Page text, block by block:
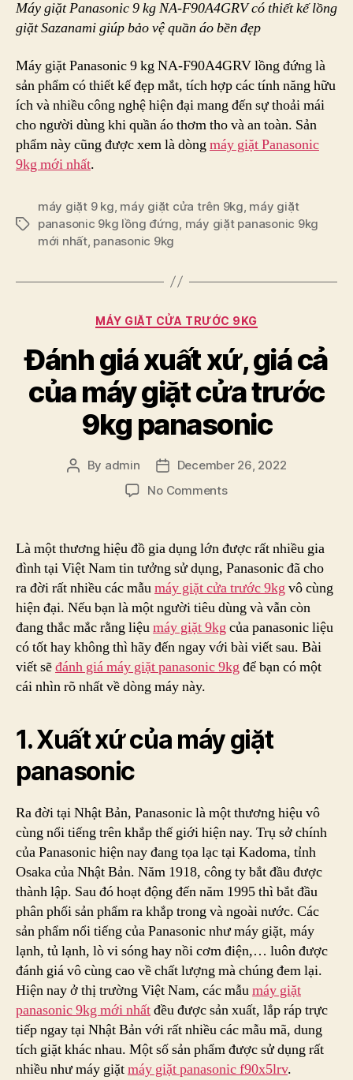
Máy giặt Panasonic 9 kg NA-F90A4GRV có thiết kế lồng
giặt Sazanami giúp bảo vệ quần áo bền đẹp
Máy giặt Panasonic 9 kg NA-F90A4GRV lồng đứng là
sản phẩm có thiết kế đẹp mắt, tích hợp các tính năng hữu
ích và nhiều công nghệ hiện đại mang đến sự thoải mái
cho người dùng khi quần áo thơm tho và an toàn. Sản
phẩm này cũng được xem là dòng máy giặt Panasonic
9kg mới nhất.
Tags
máy giặt 9 kg máy giặt cửa trên 9kg máy giặt
panasonic 9kg lồng đứng máy giặt panasonic 9kg
mới nhất, panasonic 9kg
Categories
MÁY GIẶT CỬA TRƯỚC 9KG
Đánh giá xuất xứ, giá cả
của máy giặt cửa trước
9kg panasonic
Post
By admin
Post
date
December 26, 2022
No Commentson
xuất
xứ,
giá
cả
của
máy
giặt
cửa
Là một thương hiệu đồ gia dụng lớn được rất nhiều gia
đình tại Việt Nam tin tưởng sử dụng, Panasonic đã cho
ra đời rất nhiều các mẫumáy giặt cửa trước 9kgvô cùng
hiện đại. Nếu bạn là một người tiêu dùng và vẫn còn
đang thắc mắc rằng liệumáy giặt 9kgcủa panasonic liệu
có tốt hay không thì hãy đến ngay với bài viết sau. Bài
viết sẽđánh giá máy giặt panasonic 9kgđể bạn có một
cái nhìn rõ nhất về dòng máy này.
1. Xuất xứ của máy giặt
panasonic
Ra đời tại Nhật Bản, Panasonic là một thương hiệu vô
cùng nổi tiếng trên khắp thế giới hiện nay. Trụ sở chính
của Panasonic hiện nay đang tọa lạc tại Kadoma, tỉnh
Osaka của Nhật Bản. Năm 1918, công ty bắt đầu được
thành lập. Sau đó hoạt động đến năm 1995 thì bắt đầu
phân phối sản phẩm ra khắp trong và ngoài nước. Các
sản phẩm nổi tiếng của Panasonic như máy giặt, máy
lạnh, tủ lạnh, lò vi sóng hay nồi cơm điện,… luôn được
đánh giá vô cùng cao về chất lượng mà chúng đem lại.
Hiện nay ở thị trường Việt Nam, các mẫumáy giặt
panasonic 9kg mới nhấtđều được sản xuất, lắp ráp trực
tiếp ngay tại Nhật Bản với rất nhiều các mẫu mã, dung
tích giặt khác nhau. Một số sản phẩm được sử dụng rất
nhiều như máy giặtmáy giặt panasonic f90x5lrv.